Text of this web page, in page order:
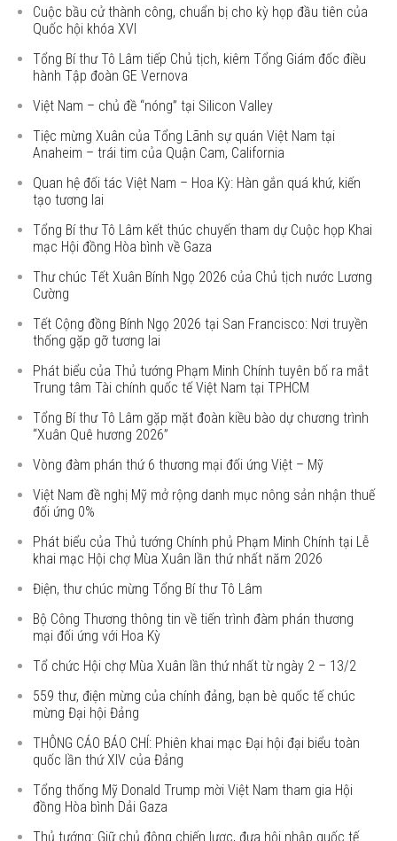
Cuộc bầu cử thành công, chuẩn bị cho kỳ họp đầu tiên của
Quốc hội khóa XVI
Tổng Bí thư Tô Lâm tiếp Chủ tịch, kiêm Tổng Giám đốc điều
hành Tập đoàn GE Vernova
Việt Nam – chủ đề “nóng” tại Silicon Valley
Tiệc mừng Xuân của Tổng Lãnh sự quán Việt Nam tại
Anaheim – trái tim của Quận Cam, California
Quan hệ đối tác Việt Nam – Hoa Kỳ: Hàn gắn quá khứ, kiến
tạo tương lai
Tổng Bí thư Tô Lâm kết thúc chuyến tham dự Cuộc họp Khai
mạc Hội đồng Hòa bình về Gaza
Thư chúc Tết Xuân Bính Ngọ 2026 của Chủ tịch nước Lương
Cường
Tết Cộng đồng Bính Ngọ 2026 tại San Francisco: Nơi truyền
thống gặp gỡ tương lai
Phát biểu của Thủ tướng Phạm Minh Chính tuyên bố ra mắt
Trung tâm Tài chính quốc tế Việt Nam tại TPHCM
Tổng Bí thư Tô Lâm gặp mặt đoàn kiều bào dự chương trình
“Xuân Quê hương 2026”
Vòng đàm phán thứ 6 thương mại đối ứng Việt – Mỹ
Việt Nam đề nghị Mỹ mở rộng danh mục nông sản nhận thuế
đối ứng 0%
Phát biểu của Thủ tướng Chính phủ Phạm Minh Chính tại Lễ
khai mạc Hội chợ Mùa Xuân lần thứ nhất năm 2026
Điện, thư chúc mừng Tổng Bí thư Tô Lâm
Bộ Công Thương thông tin về tiến trình đàm phán thương
mại đối ứng với Hoa Kỳ
Tổ chức Hội chợ Mùa Xuân lần thứ nhất từ ngày 2 – 13/2
559 thư, điện mừng của chính đảng, bạn bè quốc tế chúc
mừng Đại hội Đảng
THÔNG CÁO BÁO CHÍ: Phiên khai mạc Đại hội đại biểu toàn
quốc lần thứ XIV của Đảng
Tổng thống Mỹ Donald Trump mời Việt Nam tham gia Hội
đồng Hòa bình Dải Gaza
Thủ tướng: Giữ chủ động chiến lược, đưa hội nhập quốc tế